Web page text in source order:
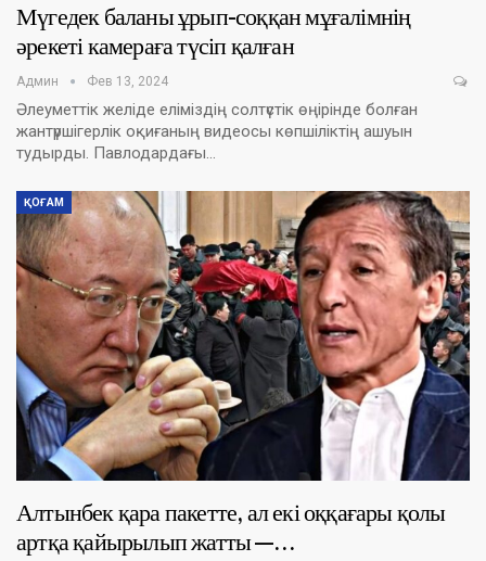
Мүгедек баланы ұрып-соққан мұғалімнің
әрекеті камераға түсіп қалған
Админ Фев 13, 2024
Әлеуметтік желіде еліміздің солтүстік өңірінде болған
жантүршігерлік оқиғаның видеосы көпшіліктің ашуын
тудырды. Павлодардағы…
ҚОҒАМ
Алтынбек қара пакетте, ал екі оққағары қолы
артқа қайырылып жатты —…